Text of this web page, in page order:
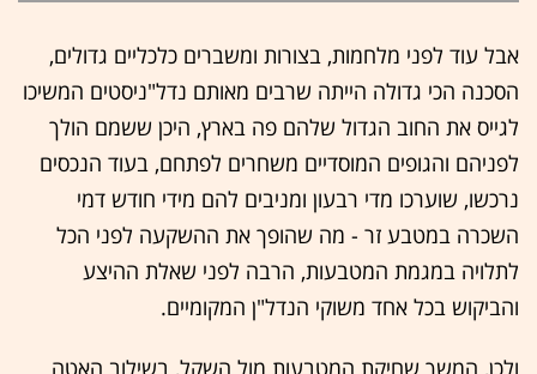
אבל עוד לפני מלחמות, בצורות ומשברים כלכליים גדולים,
הסכנה הכי גדולה הייתה שרבים מאותם נדל"ניסטים המשיכו
לגייס את החוב הגדול שלהם פה בארץ, היכן ששמם הולך
לפניהם והגופים המוסדיים משחרים לפתחם, בעוד הנכסים
נרכשו, שוערכו מדי רבעון ומניבים להם מידי חודש דמי
השכרה במטבע זר - מה שהופך את ההשקעה לפני הכל
לתלויה במגמת המטבעות, הרבה לפני שאלת ההיצע
והביקוש בכל אחד משוקי הנדל"ן המקומיים.